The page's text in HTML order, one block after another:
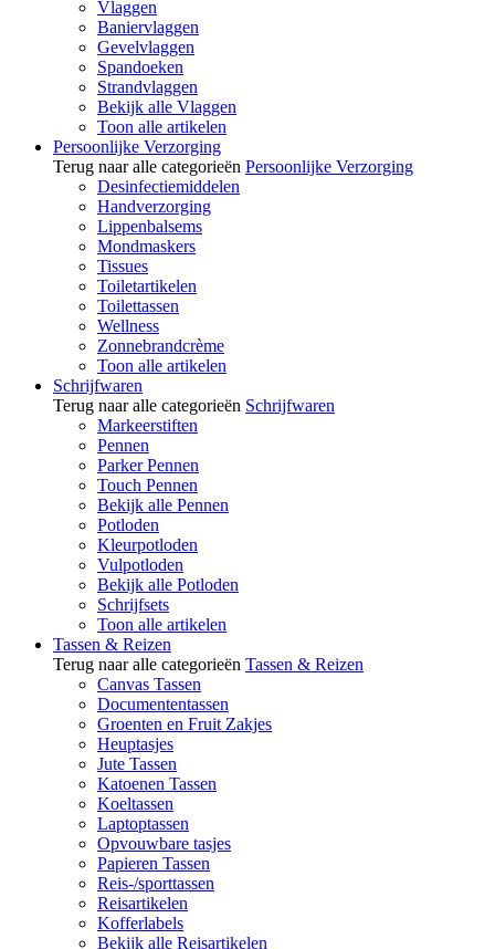
Vlaggen
Baniervlaggen
Gevelvlaggen
Spandoeken
Strandvlaggen
Bekijk alle Vlaggen
Toon alle artikelen
Persoonlijke Verzorging
Terug naar alle categorieën Persoonlijke Verzorging
Desinfectiemiddelen
Handverzorging
Lippenbalsems
Mondmaskers
Tissues
Toiletartikelen
Toilettassen
Wellness
Zonnebrandcrème
Toon alle artikelen
Schrijfwaren
Terug naar alle categorieën Schrijfwaren
Markeerstiften
Pennen
Parker Pennen
Touch Pennen
Bekijk alle Pennen
Potloden
Kleurpotloden
Vulpotloden
Bekijk alle Potloden
Schrijfsets
Toon alle artikelen
Tassen & Reizen
Terug naar alle categorieën Tassen & Reizen
Canvas Tassen
Documententassen
Groenten en Fruit Zakjes
Heuptasjes
Jute Tassen
Katoenen Tassen
Koeltassen
Laptoptassen
Opvouwbare tasjes
Papieren Tassen
Reis-/sporttassen
Reisartikelen
Kofferlabels
Bekijk alle Reisartikelen